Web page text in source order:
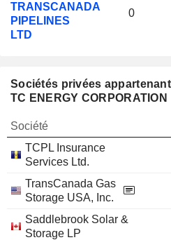
TRANSCANADA
PIPELINES
LTD
0
Sociétés privées
TC ENERGY CORPORATION
Société
TCPL Insurance
Services Ltd.
TransCanada Gas
Storage USA, Inc.
Saddlebrook Solar &
Storage LP